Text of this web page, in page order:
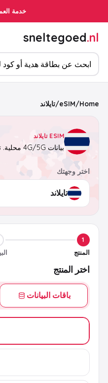
خدمة
sneltegoed.nl
ابحث عن المنتجات
Home
/
eSIM
/تايلاند
ESIM تايلاند
بيانات 4G/5G محلية. تفعيل فوري، بدون شريحة فعلية.
اختر وجهتك
1
المنتج
اختر المنتج
باقات البيانات